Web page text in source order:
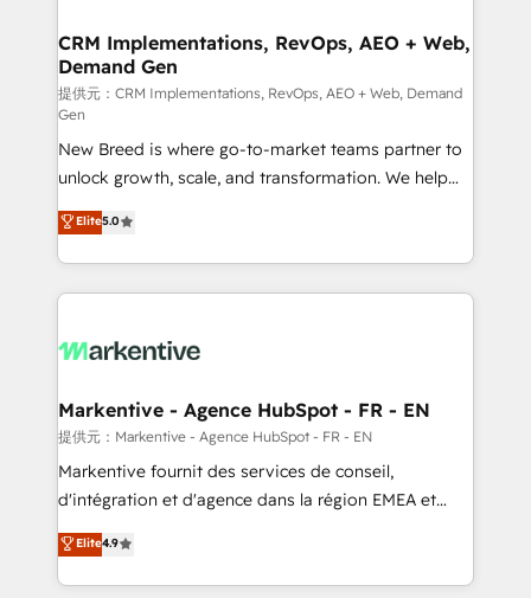
の統合・浸透・変革管理を実行します。 ▸ CMS戦略設
計・構築：リード獲得・CVR・SEOを前提にした情報設
計・導線設計・テンプレート設計をContent Hubで一体
提供。 ▸ 既存CRM・MAからの移行支援：Salesforce・
Marketo・Pardot等からの移行、カスタム設計、履歴
データ移行と活用設計まで。 ▸ AEO対応：ChatGPT・
ンツとサイト構造を最適化。 🏆 なぜ100incを選ぶの
か？ ✓ HubSpot Eliteパートナー認定 ✓ HubSpotアワ
ード受賞・HUGリーダー ✓ ISO27001:2022 /
HubSpot大百科 出版 CRM・AI活用に関するご相談、現
せください。
trainers to drive platform adoption. 📈 Revenue
Generation - Full-funnel marketing and high-
performance advertising via Point Success Media. -
Expert deployment of Breeze AI and custom agents
to automate growth. 🏆 Elite Excellence - 8 platform
accreditations and deep HIPAA-compliance
expertise. - A team of 250+ experts dedicated to
your resilient growth.
CRM Implementations, RevOps, AEO + Web,
Demand Gen
提供元：CRM Implementations, RevOps, AEO + Web, Demand
Gen
New Breed is where go-to-market teams partner to
unlock growth, scale, and transformation. We help
companies activate HubSpot’s AI-powered
customer platform and operationalize HubSpot’s
Loop Marketing framework through expert-led
services, smart agents, and purpose-built apps,
results, fast. ⚙️CRM & RevOps: Align all Hubs to your
🎯Demand Gen & ABM: Drive pipeline with inbound,
ABM, AEO, SEO, & paid media. 👩‍💻Web Design:
Build high-performing websites with UX, messaging,
& conversion strategy that drive results. 🤖AI
AI, & maximize AEO with tailored AI services. 🧩
Integrations: Extend HubSpot with custom
Elite5.0
Markentive - Agence HubSpot - FR - EN
提供元：Markentive - Agence HubSpot - FR - EN
Markentive fournit des services de conseil,
d'intégration et d'agence dans la région EMEA et
North America. Avec plus de 115 experts en
marketing automation, Growth, Revops, CRM et
webdesign. Markentive is both a consulting firm, a
Elite4.9